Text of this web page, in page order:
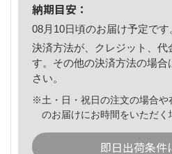
納期目安：
08月10日頃のお届け予定です
決済方法が、クレジット、代
す。その他の決済方法の場合
さい。
※土・日・祝日の注文の場合や
のお届けにお時間をいただく
即日出荷条件